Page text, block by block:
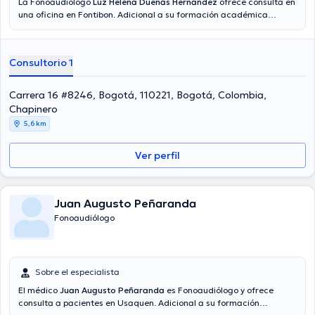
una oficina en Fontibon. Adicional a su formación académica
especialidad. La Dra. tiene varios años de experiencia laboral en su
como miembro de diversas asociaciones médicas. Luz Helena
Duenas Hernandez ha contribuido en múltiples conferencias con la
meta de tener una formación continua en su disciplina de
especialización y ha anunciado diversos artículos. Por último, la Dra.
puede hablar Español en su consultorio.
Consultorio 1
Carrera 16 #8246, Bogotá, 110221, Bogotá, Colombia,
Chapinero
5,6 km
Ver perfil
Juan Augusto Peñaranda
Fonoaudiólogo
Sobre el especialista
El médico Juan Augusto Peñaranda es Fonoaudiólogo y ofrece
consulta a pacientes en Usaquen. Adicional a su formación